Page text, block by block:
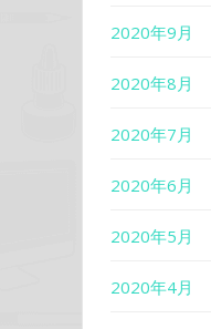
2020年9月
2020年8月
2020年7月
2020年6月
2020年5月
2020年4月